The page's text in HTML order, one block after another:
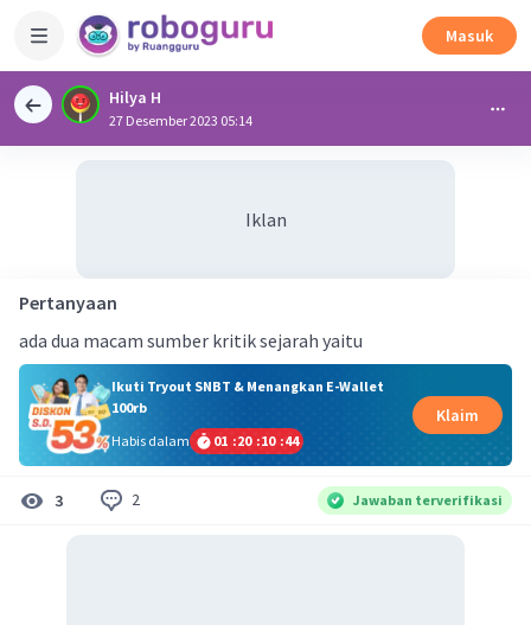
Masuk
Hilya H
27 Desember 2023 05:14
Iklan
Pertanyaan
ada dua macam sumber kritik sejarah yaitu
Ikuti Tryout SNBT & Menangkan E-Wallet
100rb
Habis dalam
01 :20 :10 :43
Klaim
3 2 Jawaban terverifikasi